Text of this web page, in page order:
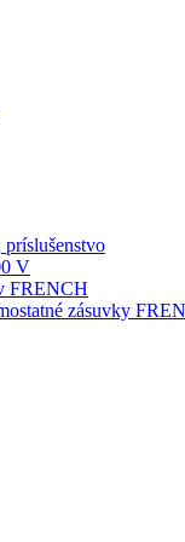
V
FRENCH
zásuvky